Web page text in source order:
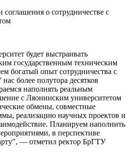
будет выстраивать
государственным техническим
богатый опыт сотрудничества с
более полутора десятков
наполнять реальным
с Ляонинским университетом
обмены, совместные
реализацию научных проектов и
Планируем наполнить
в перспективе
— отметил ректор БрГТУ